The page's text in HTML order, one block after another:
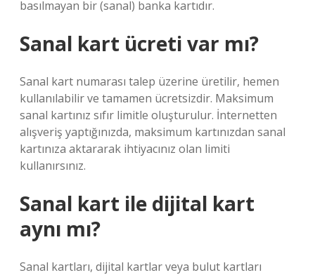
basılmayan bir (sanal) banka kartıdır.
Sanal kart ücreti var mı?
Sanal kart numarası talep üzerine üretilir, hemen
kullanılabilir ve tamamen ücretsizdir. Maksimum
sanal kartınız sıfır limitle oluşturulur. İnternetten
alışveriş yaptığınızda, maksimum kartınızdan sanal
kartınıza aktararak ihtiyacınız olan limiti
kullanırsınız.
Sanal kart ile dijital kart
aynı mı?
Sanal kartları, dijital kartlar veya bulut kartları